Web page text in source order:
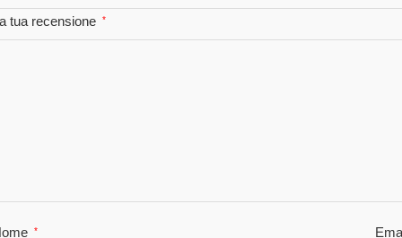
tua recensione *
*